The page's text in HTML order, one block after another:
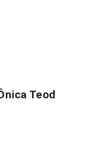
Teod